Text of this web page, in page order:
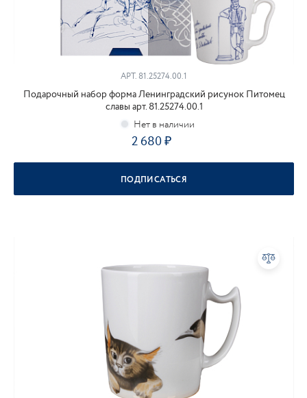
АРТ. 81.25274.00.1
Подарочный набор форма Ленинградский рисунок Питомец
славы арт. 81.25274.00.1
2 680
ПОДПИСАТЬСЯ